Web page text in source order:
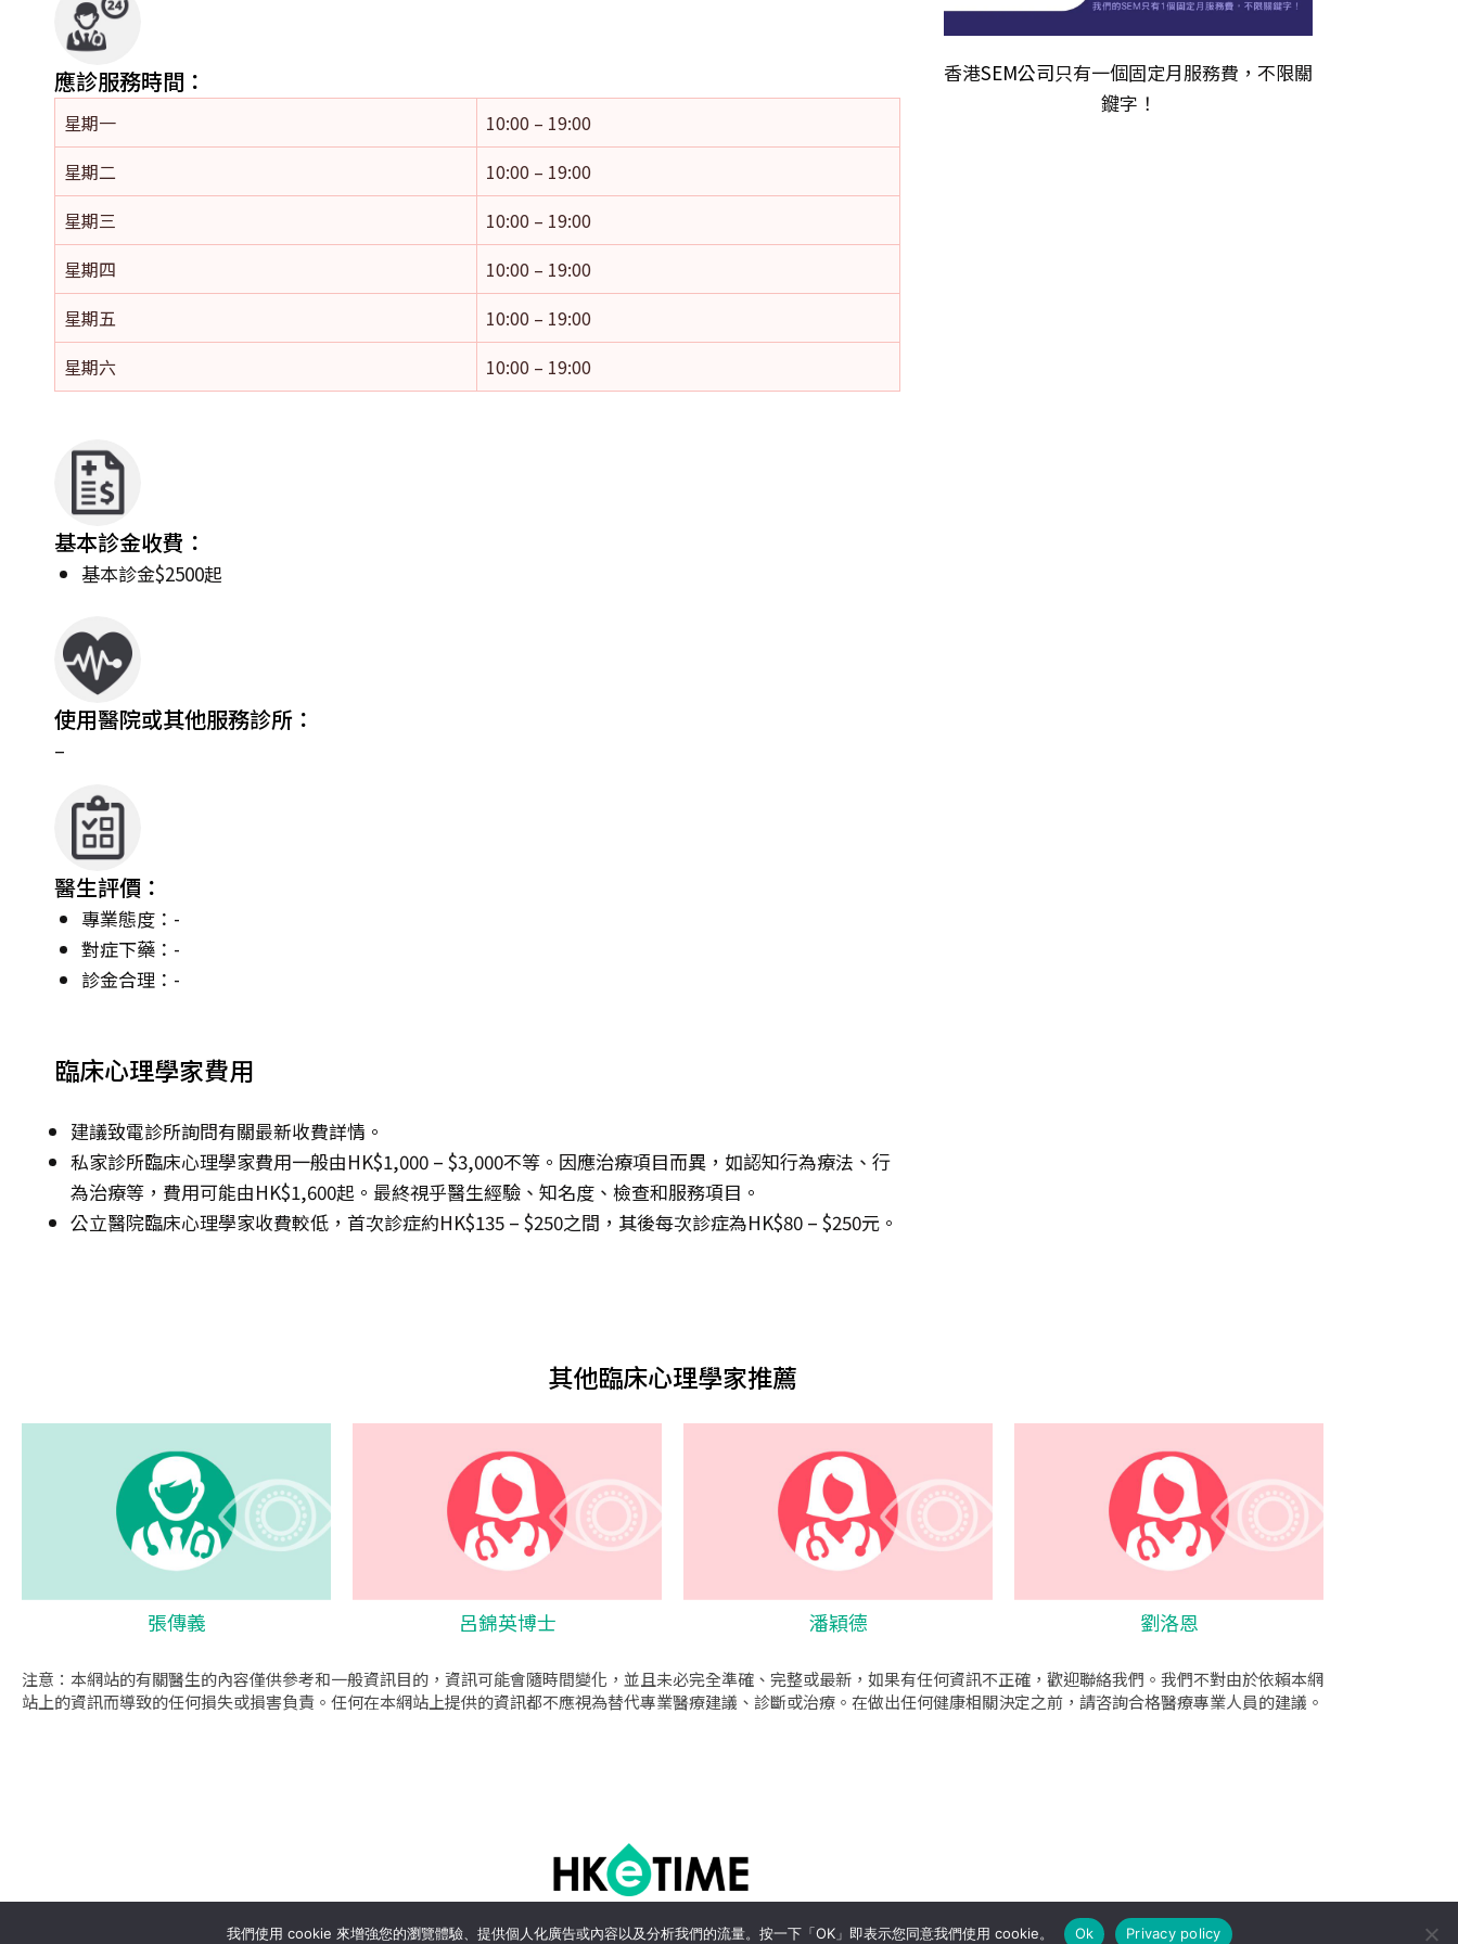
應診服務時間：
星期一
10:00 – 19:00
星期二
10:00 – 19:00
星期三
10:00 – 19:00
星期四
10:00 – 19:00
星期五
10:00 – 19:00
星期六
10:00 – 19:00
基本診金收費：
基本診金$2500起
使用醫院或其他服務診所：
–
醫生評價：
專業態度：-
對症下藥：-
診金合理：-
臨床心理學家費用
建議致電診所詢問有關最新收費詳情。
私家診所臨床心理學家費用一般由HK$1,000 – $3,000不等。因應治療項目而異，如認知行為療法、行
為治療等，費用可能由HK$1,600起。最終視乎醫生經驗、知名度、檢查和服務項目。
公立醫院臨床心理學家收費較低，首次診症約HK$135 – $250之間，其後每次診症為HK$80 – $250元。
香港SEM公司只有一個固定月服務費，不限關
𨫡字！
其他臨床心理學家推薦
張傳義 呂錦英博士 潘穎德 劉洛恩
注意：本網站的有關醫生的內容僅供參考和一般資訊目的，資訊可能會隨時間變化，並且未必完全準確、完整或最新，如果有任何資訊不正確，歡迎聯絡我們。我們不對由於依賴本網
站上的資訊而導致的任何損失或損害負責。任何在本網站上提供的資訊都不應視為替代專業醫療建議、診斷或治療。在做出任何健康相關決定之前，請咨詢合格醫療專業人員的建議。
關於 隱私政策 使用條款
sem公司 |網頁設計| 網頁設計公司
我們使用 cookie 來增強您的瀏覽體驗、提供個人化廣告或內容以及分析我們的流量。按一下「OK」即表示您同意我們使用 cookie。 Ok Privacy policy